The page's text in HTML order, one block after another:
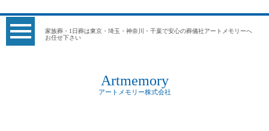
家族葬・1日葬は東京・埼玉・神奈川・千葉で安心の葬儀社アートメモリーへ
お任せ下さい
Artmemory
アートメモリー株式会社